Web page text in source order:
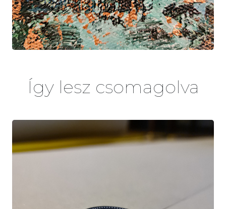
Így lesz csomagolva